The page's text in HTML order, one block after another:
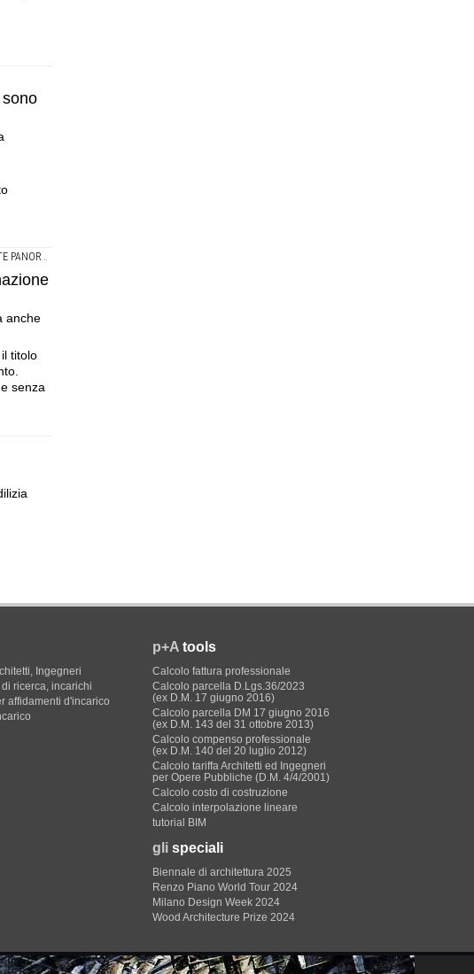
AMOVIBILI
anche
titolo
senza
Ingegneri
ricerca, incarichi
affidamenti d'incarico
p+A tools
Calcolo fattura professionale
Calcolo parcella D.Lgs.36/2023
(ex D.M. 17 giugno 2016)
Calcolo parcella DM 17 giugno 2016
(ex D.M. 143 del 31 ottobre 2013)
Calcolo compenso professionale
(ex D.M. 140 del 20 luglio 2012)
Calcolo tariffa Architetti ed Ingegneri
per Opere Pubbliche (D.M. 4/4/2001)
Calcolo costo di costruzione
Calcolo interpolazione lineare
tutorial BIM
gli speciali
Biennale di architettura 2025
Renzo Piano World Tour 2024
Milano Design Week 2024
Wood Architecture Prize 2024